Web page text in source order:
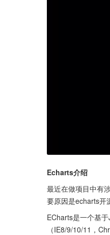
Echarts介绍
最近在做项目中有
要原因是echarts开
ECharts是一个基
（IE8/9/10/11，